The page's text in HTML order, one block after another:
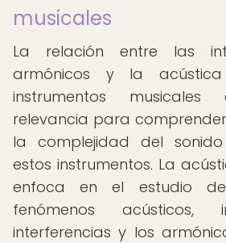
musicales
La relación entre las
armónicos y la
instrumentos
relevancia para
la complejidad del
estos instrumentos. La
enfoca en el estudio
fenómenos acústicos,
interferencias y los